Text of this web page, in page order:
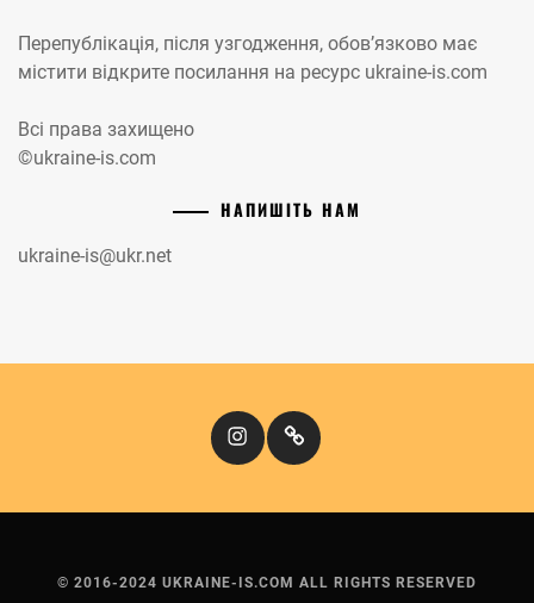
Перепублікація, після узгодження, обов’язково має
містити відкрите посилання на ресурс ukraine-is.com
Всі права захищено
©ukraine-is.com
НАПИШІТЬ НАМ
ukraine-is@ukr.net
InstagramКіномандри
© 2016-2024 UKRAINE-IS.COM ALL RIGHTS RESERVED